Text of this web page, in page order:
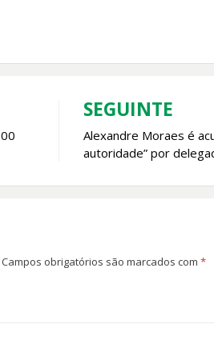
SEGUINTE
Alexandre Moraes é
autoridade” por
Campos obrigatórios são marcados com *